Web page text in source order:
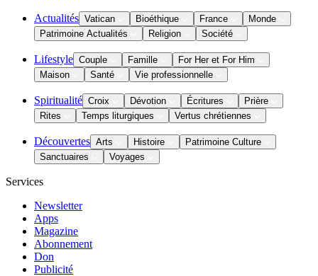
Actualités Vatican Bioéthique France
Monde
Patrimoine Actualités
Religion Société
Lifestyle Couple Famille
For Her et For Him
Maison
Santé Vie professionnelle
Spiritualité Croix Dévotion Écritures
Prière
Rites
Temps liturgiques Vertus chrétiennes
Découvertes Arts Histoire
Patrimoine Culture
Sanctuaires
Voyages
Services
Newsletter
Apps
Magazine
Abonnement
Don
Publicité